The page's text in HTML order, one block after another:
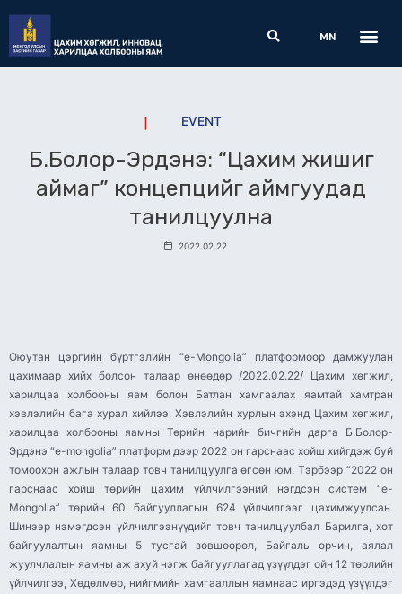
content
Search
MN
EVENT
Б.Болор-Эрдэнэ: “Цахим жишиг
аймаг” концепцийг аймгуудад
танилцуулна
2022.02.22
Оюутан цэргийн бүртгэлийн “e-Mongolia” платформоор дамжуулан
цахимаар хийх болсон талаар өнөөдөр /2022.02.22/ Цахим хөгжил,
харилцаа холбооны яам болон Батлан хамгаалах яамтай хамтран
хэвлэлийн бага хурал хийлээ. Хэвлэлийн хурлын эхэнд Цахим хөгжил,
харилцаа холбооны яамны Төрийн нарийн бичгийн дарга Б.Болор-
Эрдэнэ “e-mongolia” платформ дээр 2022 он гарснаас хойш хийгдэж буй
томоохон ажлын талаар товч танилцуулга өгсөн юм. Тэрбээр “2022 он
гарснаас хойш төрийн цахим үйлчилгээний нэгдсэн систем “e-
Mongolia” төрийн 60 байгууллагын 624 үйлчилгээг цахимжуулсан.
Шинээр нэмэгдсэн үйлчилгээнүүдийг товч танилцуулбал Барилга, хот
байгуулалтын яамны 5 тусгай зөвшөөрөл, Байгаль орчин, аялал
жуулчлалын яамны аж ахуй нэгж байгууллагад үзүүлдэг ойн 12 төрлийн
үйлчилгээ, Хөдөлмөр, нийгмийн хамгааллын яамнаас иргэдэд үзүүлдэг